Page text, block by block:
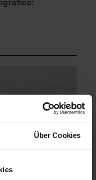
Über Cookies